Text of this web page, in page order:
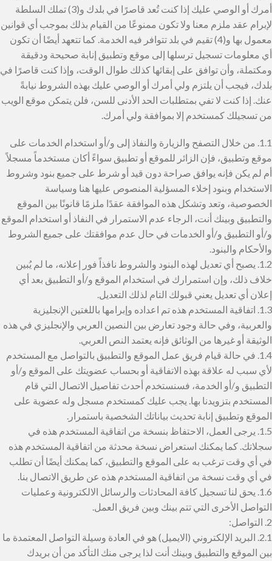
أمرك أو الوصي عليك إذا كنت تُعد قاصرًا في بلدك و(3) تملك السلطة
لإبرام عقد ملزم معنا ولا تكون ممنوعًا من القيام بذلك بموجب أي قوانين
معمول بها و(4) تقيم في بلد تتوافر فيه الخدمة. كما تتعهد أيضًا أن تكون
أي معلومات تسجيل ترسلها إلى موقع وتطبيق إنابة صحيحة ودقيقة
ومكتملة، وأن توافق على إبقائها كذلك طوال الوقت، وإذا كنت قاصرًا في
بلدك، فيجب أن يلتزم ولي أمرك أو الوصي عليك بهذه الشروط نيابةً
عنك. إذا كنت لا تفي بمتطلبات الحد الأدنى للسن، فلن يتمكن موقع الويب
من تسجيلك كمستخدم إلا بموافقة ولي أمرك.
1.1. من خلال التصفح والزيارة والنفاذ إلى و/أو استخدام الخدمات على
موقع وتطبيق، فإن الزائر للموقع أو تطبيق سواءً أكان مستخدماً مسجلاً
أم لم يكن فإنه يوافق صراحة دون قيد أو شرط على جميع بنود وشروط
الاستخدام وبنود إخلاء المسؤلية المنصوص عليها هنا وسياسة
الخصوصية، وتعد وتشكل هذه الموافقة عقدًا ملزمًا قانونًا بين الموقع
والتطبيق وبينك أنت، الرجاء عدم الاستمرار في النفاذ أو استخدام الموقع
و/أو التطبيق و/أو الخدمات في حال عدم موافقتك على جميع الشروط
والأحكام والبنود.
1.2. يصبح أي تعديل لهذه البنود والشروط نافذاً فور إعلانه، ما لم يُبين
خلاف ذلك، وإن استمرارك في استخدام الموقع و/أو التطبيق بعد أي
إعلان أي تعديل يعني قبولك التام لذلك التعديل.
1.3. اتفاقية المستخدم هذه تم اعداده وإبرامها باللغتين الإنجليزية
والعربية، وفي حالة وجود تعارض بين النصين العربي والإنجليزي في هذه
الوثيقة أو غيرها من الوثائق فإنه يعتمد النص العربي.
1.4. في حالة قيام فريق عمل الموقع والتطبيق بالتواصل مع المستخدم
لأي سبب له علاقة بهذه الاتفاقية أو بحساب عضويتك على الموقع و/أو
التطبيق و/أو الخدمة، فسنستخدم أحدث تفاصيل الاتصال التي قام
المستخدم بتزويدنا بها. يجب عليك كمستخدم مسجل وله عضوية على
الموقع وتطبيق إنابة تحديث بياناتك الشخصية باستمرار.
1.5. يرجى العمل، الاحتفاظ بنسخة من اتفاقية المستخدم هذه في
سجلاتك. كما يمكنك استعراض نسخة محدثة من اتفاقية المستخدم هذه
في أي وقت ترغب به على الموقع والتطبيق، كما يمكنك أيضًا أن تطلب
في أي وقت نسخة من اتفاقية المستخدم هذه عن طريق الاتصال بنا.
1.6. يحق لنا تسجيل كافة المحادثات والرسائل الالكترونية وعمليات
التواصل الأخرى التي تتم بينك وبين فريق العمل.
2. التواصل:
2.1. البريد الإلكتروني (الايميل) هو في العادة وسيلة التواصل المعتمدة ما
بين الموقع والتطبيق وبينك أنت لذا يرجى منك التأكد من أن بريدك